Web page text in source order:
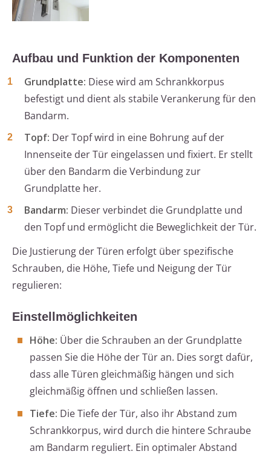
Aufbau und Funktion der Komponenten
Grundplatte: Diese wird am Schrankkorpus
befestigt und dient als stabile Verankerung für den
Bandarm.
Topf: Der Topf wird in eine Bohrung auf der
Innenseite der Tür eingelassen und fixiert. Er stellt
über den Bandarm die Verbindung zur
Grundplatte her.
Bandarm: Dieser verbindet die Grundplatte und
den Topf und ermöglicht die Beweglichkeit der Tür.
Die Justierung der Türen erfolgt über spezifische
Schrauben, die Höhe, Tiefe und Neigung der Tür
regulieren:
Einstellmöglichkeiten
Höhe: Über die Schrauben an der Grundplatte
passen Sie die Höhe der Tür an. Dies sorgt dafür,
dass alle Türen gleichmäßig hängen und sich
gleichmäßig öffnen und schließen lassen.
Tiefe: Die Tiefe der Tür, also ihr Abstand zum
Schrankkorpus, wird durch die hintere Schraube
am Bandarm reguliert. Ein optimaler Abstand